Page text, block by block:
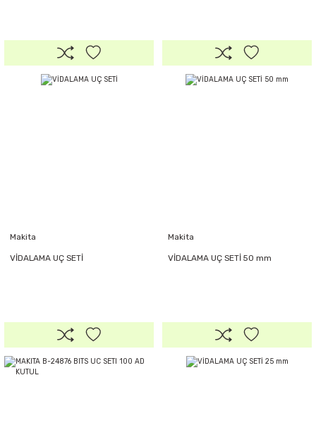
Makita
VİDALAMA UÇ SETİ
Makita
VİDALAMA UÇ SETİ 50 mm